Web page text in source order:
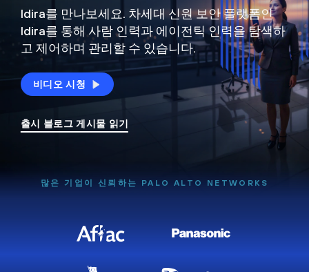
Idira를 만나보세요. 차세대 신원보안 플랫폼인
Idira를 통해 사람 인력과 에이전틱 인력을탐색하
고 제어하며 관리할 수 있습니다.
비디오 시청
출시 블로그 게시물 읽기
많은 기업이 신뢰하는 PALO ALTO NETWORKS